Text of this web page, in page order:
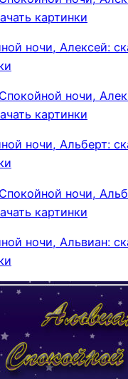
ночи, Алексей:
ночи, Альберт:
ночи, Альвиан: